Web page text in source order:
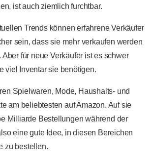
ist auch ziemlich furchtbar.
Trends können erfahrene Verkäufer
sein, dass sie mehr verkaufen werden
Aber für neue Verkäufer ist es schwer
viel Inventar sie benötigen.
Spielwaren, Mode, Haushalts- und
am beliebtesten auf Amazon. Auf sie
Milliarde Bestellungen während der
eine gute Idee, in diesen Bereichen
zu bestellen.